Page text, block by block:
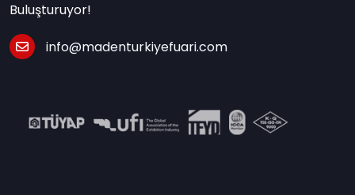
Buluşturuyor!
info@madenturkiyefuari.com